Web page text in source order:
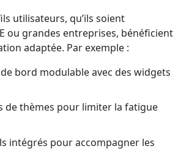
utilisateurs, qu’ils soient
ou grandes entreprises, bénéficient
adaptée. Par exemple :
bord modulable avec des widgets
de thèmes pour limiter la fatigue
intégrés pour accompagner les